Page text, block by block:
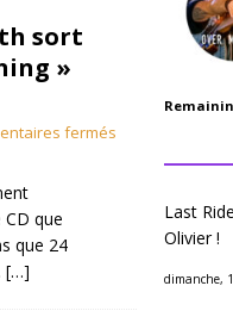
sort
»
fermés
CD que
que 24
[…]
Last
Olivier !
dimanche,